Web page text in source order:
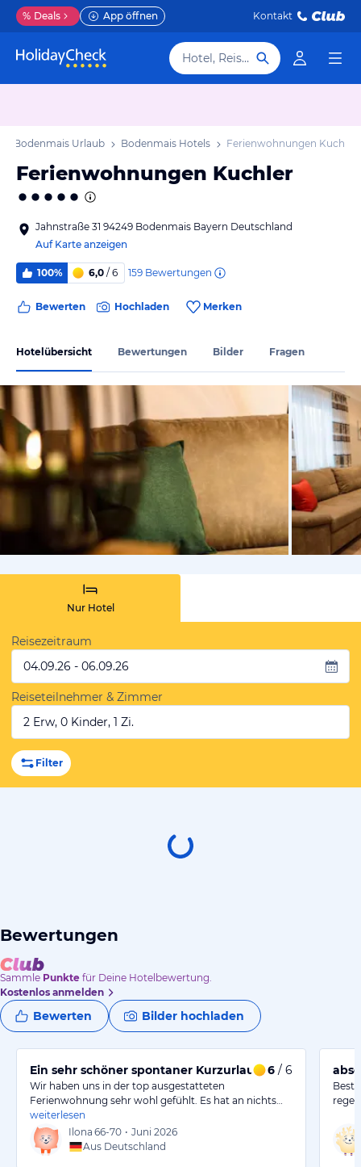
% Deals App öffnen Kontakt
Hotel, Reiseziel
Bodenmais Urlaub Bodenmais Hotels Ferienwohnungen Kuchler
Ferienwohnungen Kuchler
Jahnstraße 31 94249 Bodenmais Bayern Deutschland
Auf Karte anzeigen
100% 6,0 / 6 159 Bewertungen
Bewerten Hochladen Merken
Hotelübersicht Bewertungen Bilder Fragen
vom
Nur Hotel
Reisezeitraum
04.09.26 - 06.09.26
Reiseteilnehmer & Zimmer
2 Erw, 0 Kinder, 1 Zi.
Filter
Bewertungen
Sammle Punkte für Deine Hotelbewertung.
Kostenlos anmelden
Bewerten Bilder hochladen
Ein sehr schöner spontaner Kurzurlaub.6 / 6
Wir haben uns in der top ausgestatteten
Ferienwohnung sehr wohl gefühlt. Es hat an nichts…
weiterlesen
Ilona 66-70 • Juni 2026
Aus Deutschland